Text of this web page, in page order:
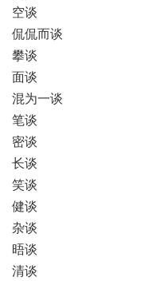
空谈
侃侃而谈
攀谈
面谈
混为一谈
笔谈
密谈
长谈
笑谈
健谈
杂谈
晤谈
清谈